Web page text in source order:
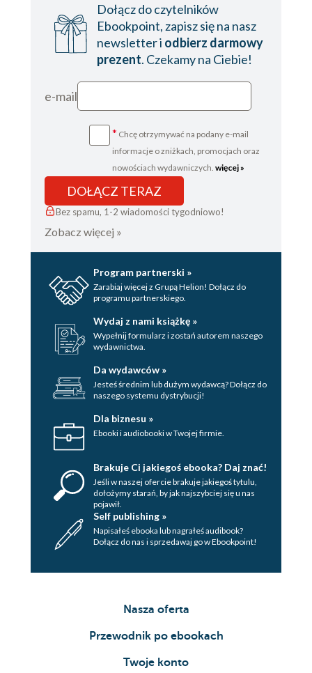
Dołącz do czytelników
Ebookpoint, zapisz się na nasz
newsletter i odbierz darmowy
prezent. Czekamy na Ciebie!
e-mail
* Chcę otrzymywać na podany e-mail
informacje o zniżkach, promocjach oraz
nowościach wydawniczych. więcej »
DOŁĄCZ TERAZ
Bez spamu, 1-2 wiadomości tygodniowo!
Zobacz więcej »
Program partnerski »
Zarabiaj więcej z Grupą Helion! Dołącz do
programu partnerskiego.
Wydaj z nami książkę »
Wypełnij formularz i zostań autorem naszego
wydawnictwa.
Da wydawców »
Jesteś średnim lub dużym wydawcą? Dołącz do
naszego systemu dystrybucji!
Dla biznesu »
Ebooki i audiobooki w Twojej firmie.
Brakuje Ci jakiegoś ebooka? Daj znać!
Jeśli w naszej ofercie brakuje jakiegoś tytulu,
dołożymy starań, by jak najszybciej się u nas
pojawił.
Self publishing »
Napisałeś ebooka lub nagrałeś audibook?
Dołącz do nas i sprzedawaj go w Ebookpoint!
Nasza oferta
Przewodnik po ebookach
Twoje konto